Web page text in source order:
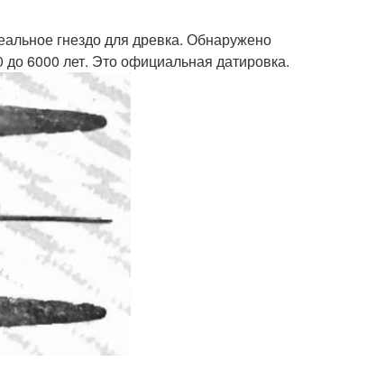
гнездо для древка. Обнаружено
6000 лет. Это официальная датировка.